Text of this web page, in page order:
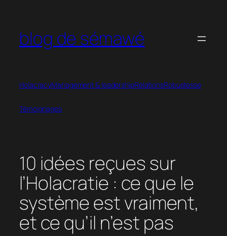
contenu
blog de sémawé
HolacracyManagement & leadershipRelationsRobustesse
Témoignages
10 idées reçues sur
l’Holacratie : ce que le
système est vraiment,
et ce qu’il n’est pas